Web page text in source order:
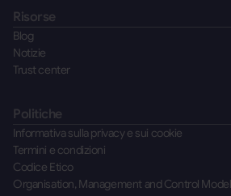
Risorse
Blog
Notizie
Trust center
Politiche
Informativa sulla privacy e sui cookie
Termini e condizioni
Codice Etico
Organisation, Management and Control Model